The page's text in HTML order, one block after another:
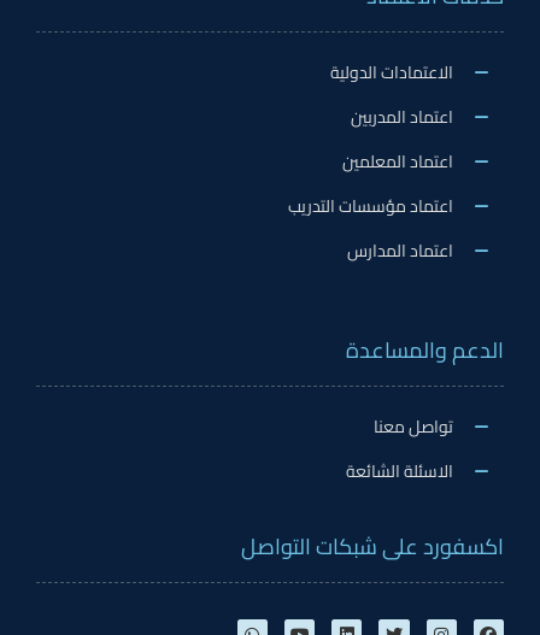
الاعتمادات الدولية
اعتماد المدربين
اعتماد المعلمين
اعتماد مؤسسات التدريب
اعتماد المدارس
الدعم والمساعدة
تواصل معنا
الاسئلة الشائعة
اكسفورد على شبكات التواصل